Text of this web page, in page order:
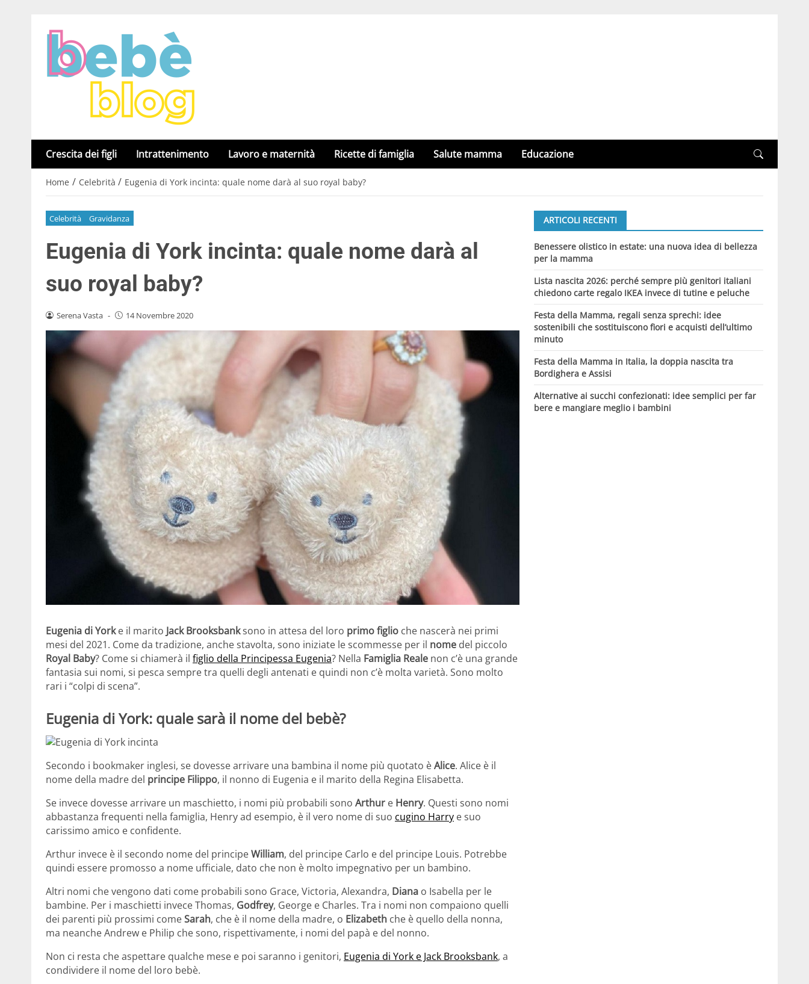
Crescita dei figli Intrattenimento Lavoro e maternità Ricette di famiglia Salute mamma Educazione
Home / Celebrità / Eugenia di York incinta: quale nome darà al suo royal baby?
Celebrità Gravidanza
Eugenia di York incinta: quale nome darà al
suo royal baby?
Serena Vasta - 14 Novembre 2020
Eugenia di Yorke il marito Jack Brooksbanksono in attesa del loro primo figlio che nascerà nei primi
mesi del 2021. Come da tradizione, anche stavolta, sono iniziate le scommesse per il nome del piccolo
Royal Baby? Come si chiamerà il figlio della Principessa Eugenia? Nella Famiglia Reale non c’è una grande
fantasia sui nomi, si pesca sempre tra quelli degli antenati e quindi non c’è molta varietà. Sono molto
rari i “colpi di scena”.
Eugenia di York: quale sarà il nome del bebè?
Secondo i bookmaker inglesi, se dovesse arrivare una bambina il nome più quotato èAlice. Alice è il
nome della madre del principe Filippo, il nonno di Eugenia e il marito della Regina Elisabetta.
Se invece dovesse arrivare un maschietto, i nomi più probabili sono Arthur e Henry. Questi sono nomi
abbastanza frequenti nella famiglia, Henry ad esempio, è il vero nome di suo cugino Harry e suo
carissimo amico e confidente.
Arthur invece è il secondo nome del principeWilliam, del principe Carlo e del principe Louis. Potrebbe
quindi essere promosso a nome ufficiale, dato che non è molto impegnativo per un bambino.
Altri nomi che vengono dati come probabili sono Grace, Victoria, Alexandra, Diana o Isabella per le
bambine. Per i maschietti invece Thomas, Godfrey, George e Charles. Tra i nomi non compaiono quelli
dei parenti più prossimi comeSarah, che è il nome della madre, o Elizabeth che è quello della nonna,
ma neanche Andrew e Philip che sono, rispettivamente, i nomi del papà e del nonno.
Non ci resta che aspettare qualche mese e poi saranno i genitori, Eugenia di York e Jack Brooksbank, a
condividere il nome del loro bebè.
ARTICOLI RECENTI
Benessere olistico in estate: una nuova idea di bellezza
per la mamma
Lista nascita 2026: perché sempre più genitori italiani
chiedono carte regalo IKEA invece di tutine e peluche
Festa della Mamma, regali senza sprechi: idee
sostenibili che sostituiscono fiori e acquisti dell’ultimo
minuto
Festa della Mamma in Italia, la doppia nascita tra
Bordighera e Assisi
Alternative ai succhi confezionati: idee semplici per far
bere e mangiare meglio i bambini